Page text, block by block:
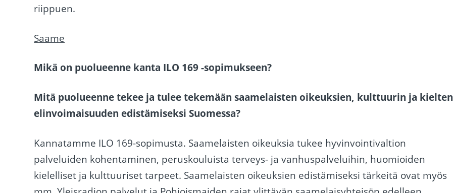
riippuen.
Saame
Mikä on puolueenne kanta ILO 169 -sopimukseen?
Mitä puolueenne tekee ja tulee tekemään saamelaisten oikeuksien, kulttuurin ja kielten
elinvoimaisuuden edistämiseksi Suomessa?
Kannatamme ILO 169-sopimusta. Saamelaisten oikeuksia tukee hyvinvointivaltion
palveluiden kohentaminen, peruskouluista terveys- ja vanhuspalveluihin, huomioiden
kielelliset ja kulttuuriset tarpeet. Saamelaisten oikeuksien edistämiseksi tärkeitä ovat myös